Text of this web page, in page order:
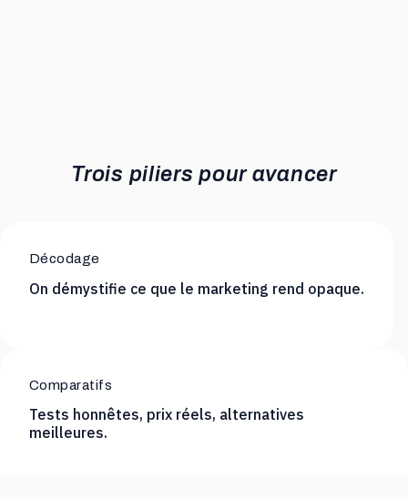
Trois piliers pour avancer
Décodage
On démystifie ce que le marketing rend opaque.
Comparatifs
Tests honnêtes, prix réels, alternatives
meilleures.